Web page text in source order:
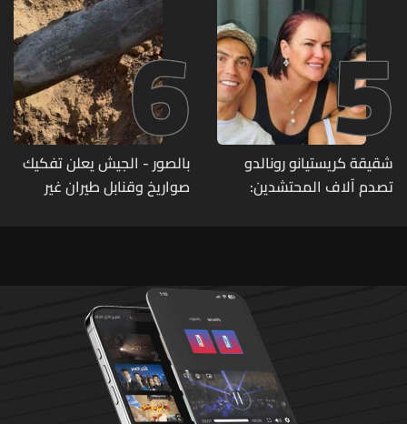
5
شقيقة كريستيانو رونالدو
تصدم آلاف المحتشدين:
6
بالصور - الجيش يعلن تفكيك
صواريخ وقنابل طيران غير